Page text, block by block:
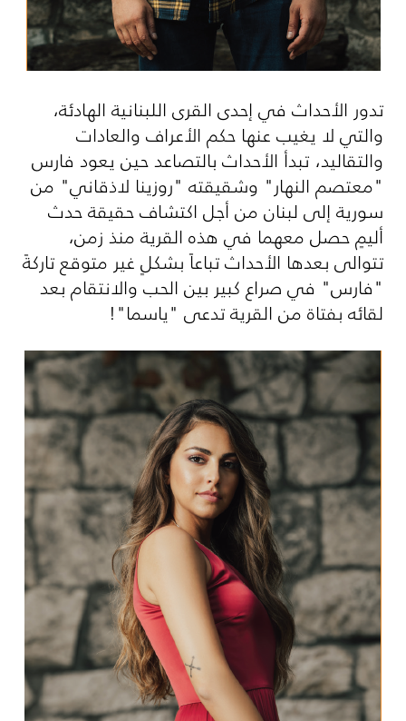
تدور الأحداث في إحدى القرى اللبنانية الهادئة،
والتي لا يغيب عنها حكم الأعراف والعادات
والتقاليد، تبدأ الأحداث بالتصاعد حين يعود فارس
"معتصم النهار" وشقيقته "روزينا لاذقاني" من
سورية إلى لبنان من أجل اكتشاف حقيقة حدث
أليمٍ حصل معهما في هذه القرية منذ زمن،
تتوالى بعدها الأحداث تباعاً بشكلٍ غير متوقع تاركةً
"فارس" في صراع كبير بين الحب والانتقام بعد
لقائه بفتاة من القرية تدعى "ياسما"!